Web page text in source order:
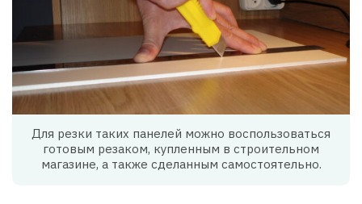
Для резки таких панелей можно воспользоваться
готовым резаком, купленным в строительном
магазине, а также сделанным самостоятельно.